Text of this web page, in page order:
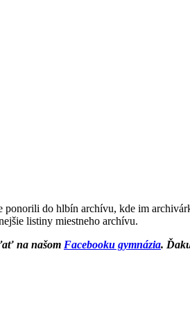
do hlbín archívu, kde im
listiny miestneho archívu.
na našom Facebooku gymnázia.